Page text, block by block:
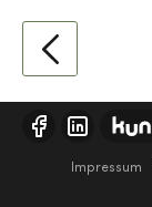
Impressum